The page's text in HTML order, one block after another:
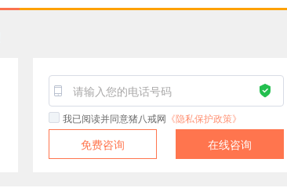
我已阅读并同意猪八戒网 《隐私保护政策》
免费咨询 在线咨询